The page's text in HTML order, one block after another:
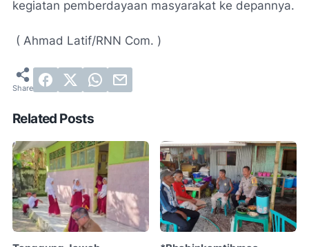
kegiatan pemberdayaan masyarakat ke depannya.
( Ahmad Latif/RNN Com. )
Related Posts